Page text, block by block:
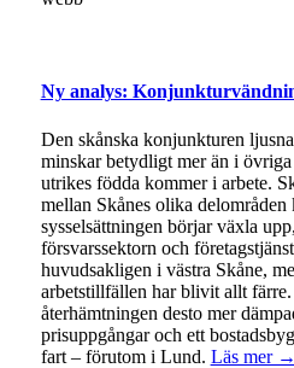
Ny analys:
Den skånska konjunkturen
minskar betydligt mer än i
utrikes födda kommer i arbete.
mellan Skånes olika
sysselsättningen börjar växla
försvarssektorn och
huvudsakligen i västra Skåne,
arbetstillfällen har blivit allt färre.
återhämtningen desto mer
prisuppgångar och ett
fart – förutom i Lund. Läs mer →